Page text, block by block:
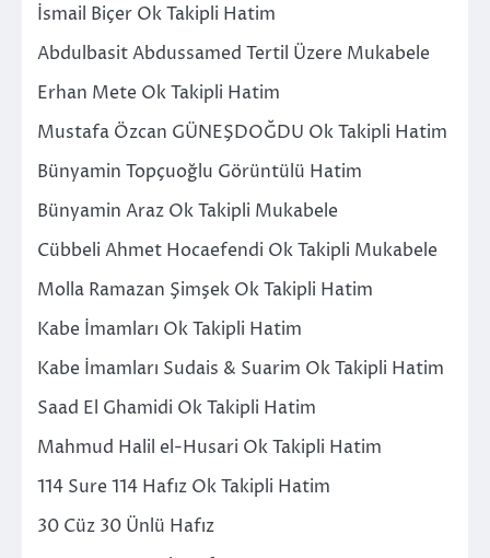
İsmail Biçer Ok Takipli Hatim
Abdulbasit Abdussamed Tertil Üzere Mukabele
Erhan Mete Ok Takipli Hatim
Mustafa Özcan GÜNEŞDOĞDU Ok Takipli Hatim
Bünyamin Topçuoğlu Görüntülü Hatim
Bünyamin Araz Ok Takipli Mukabele
Cübbeli Ahmet Hocaefendi Ok Takipli Mukabele
Molla Ramazan Şimşek Ok Takipli Hatim
Kabe İmamları Ok Takipli Hatim
Kabe İmamları Sudais & Suarim Ok Takipli Hatim
Saad El Ghamidi Ok Takipli Hatim
Mahmud Halil el-Husari Ok Takipli Hatim
114 Sure 114 Hafız Ok Takipli Hatim
30 Cüz 30 Ünlü Hafız